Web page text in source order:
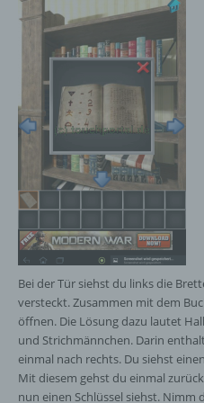
Bei der Tür siehst du links die
versteckt. Zusammen mit dem
öffnen. Die Lösung dazu lautet
und Strichmännchen. Darin
einmal nach rechts. Du siehst
Mit diesem gehst du einmal
nun einen Schlüssel siehst. Nimm
Nutzern die Verwendung
erleichtern. Der Benutzer
Cookies verwendet,
jedem Besuch der
Zugangsdaten eingeben,
Internetseite und dem
des Benutzers
wird. Ein weiteres
Warenkorbes im Online-
merkt sich die Artikel, die
virtuellen Warenkorb
Cookies durch unsere
mittels einer
genutzten
der Setzung von Cookies
widersprechen. Ferner
Cookies jederzeit über
andere
ist in allen gängigen
Deaktiviert die